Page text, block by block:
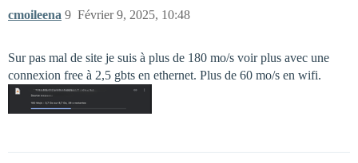
cmoileena Février 9, 2025, 10:48
9
Sur pas mal de site je suis à plus de 180 mo/s voir plus avec une
connexion free à 2,5 gbts en ethernet. Plus de 60 mo/s en wifi.